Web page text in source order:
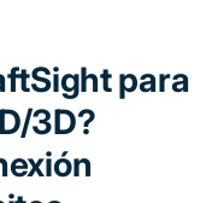
para
3D?